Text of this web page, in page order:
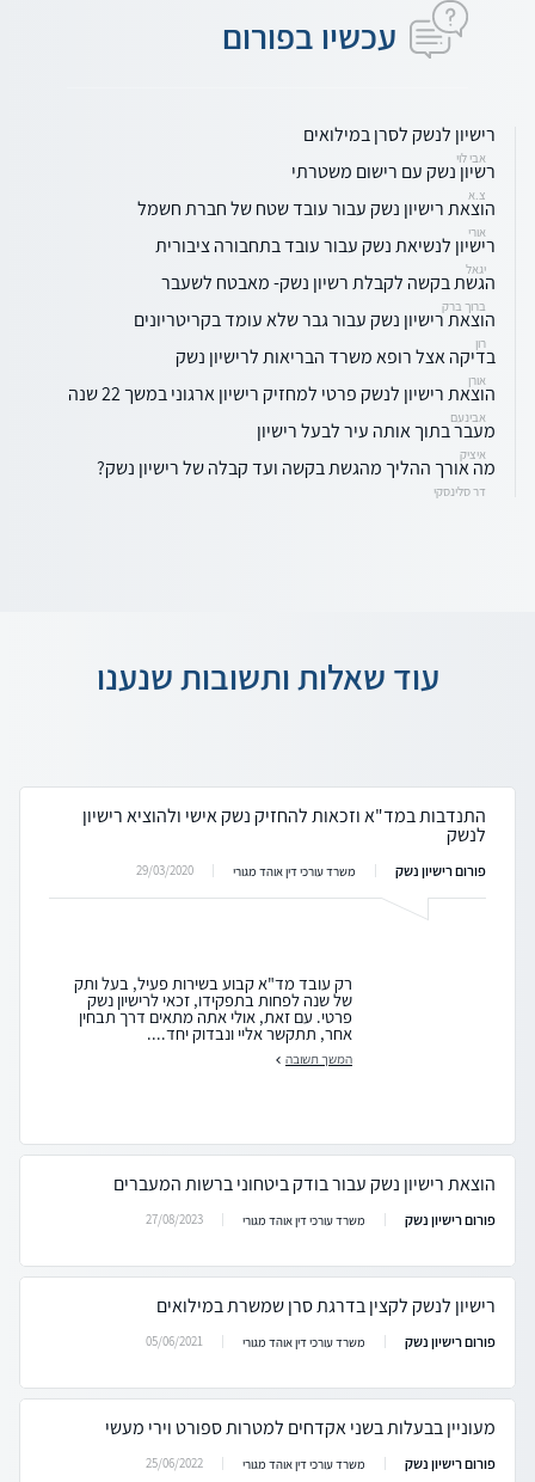
עכשיו בפורום
רישיון לנשק לסרן במילואים
אבי לוי
רשיון נשק עם רישום משטרתי
צ.א
הוצאת רישיון נשק עבור עובד שטח של חברת חשמל
אורי
רישיון לנשיאת נשק עבור עובד בתחבורה ציבורית
יגאל
הגשת בקשה לקבלת רשיון נשק- מאבטח לשעבר
ברוך ברק
הוצאת רישיון נשק עבור גבר שלא עומד בקריטריונים
רון
בדיקה אצל רופא משרד הבריאות לרישיון נשק
אורן
הוצאת רישיון לנשק פרטי למחזיק רישיון ארגוני במשך 22 שנה
אבינעם
מעבר בתוך אותה עיר לבעל רישיון
איציק
מה אורך ההליך מהגשת בקשה ועד קבלה של רישיון נשק?
דר סלינסקי
עוד שאלות ותשובות שנענו
התנדבות במד"א וזכאות להחזיק נשק אישי ולהוציא רישיון
לנשק
פורום רישיון נשק משרד עורכי דין אוהד מגורי 29/03/2020
רק עובד מד"א קבוע בשירות פעיל, בעל ותק
של שנה לפחות בתפקידו, זכאי לרישיון נשק
פרטי. עם זאת, אולי אתה מתאים דרך תבחין
אחר, תתקשר אליי ונבדוק יחד....
המשך תשובה
הוצאת רישיון נשק עבור בודק ביטחוני ברשות המעברים
פורום רישיון נשק משרד עורכי דין אוהד מגורי 27/08/2023
רישיון לנשק לקצין בדרגת סרן שמשרת במילואים
פורום רישיון נשק משרד עורכי דין אוהד מגורי 05/06/2021
מעוניין בבעלות בשני אקדחים למטרות ספורט וירי מעשי
פורום רישיון נשק משרד עורכי דין אוהד מגורי 25/06/2022